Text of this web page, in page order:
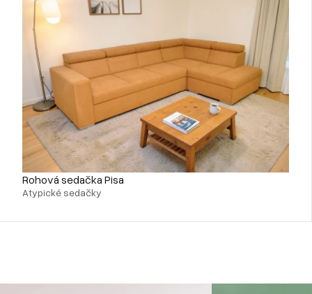
Rohová sedačka Pisa
Atypické sedačky